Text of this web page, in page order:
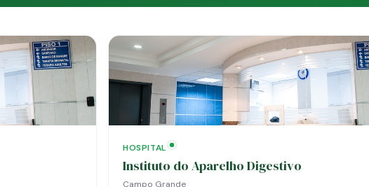
HOSPITAL
Instituto do Aparelho Digestivo
Campo Grande